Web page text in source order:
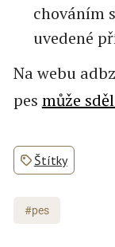
chováním
uvedené
Na webu
pes může
Štítky
#pes